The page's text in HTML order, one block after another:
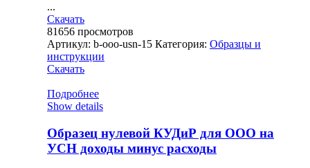
...
Скачать
81656 просмотров
Артикул: b-ooo-usn-15 Категория: Образцы и
инструкции
Скачать
Подробнее
Show details
Образец нулевой КУДиР для ООО на
УСН доходы минус расходы